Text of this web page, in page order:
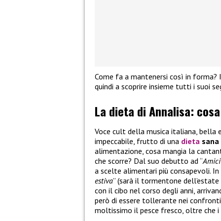
Come fa a mantenersi così in
quindi a scoprire insieme tutti i suoi
La dieta di Annalisa:
Voce cult della musica italiana, bella
impeccabile, frutto di una dieta sana
alimentazione, cosa mangia la
che scorre? Dal suo debutto ad “Amici
a scelte alimentari più consapevoli.
estiva” (sarà il tormentone
con il cibo nel corso degli anni,
però di essere tollerante nei
moltissimo il pesce fresco, oltre che